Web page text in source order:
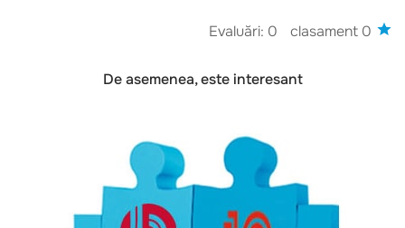
Evaluări: 0 clasament 0
De asemenea, este interesant